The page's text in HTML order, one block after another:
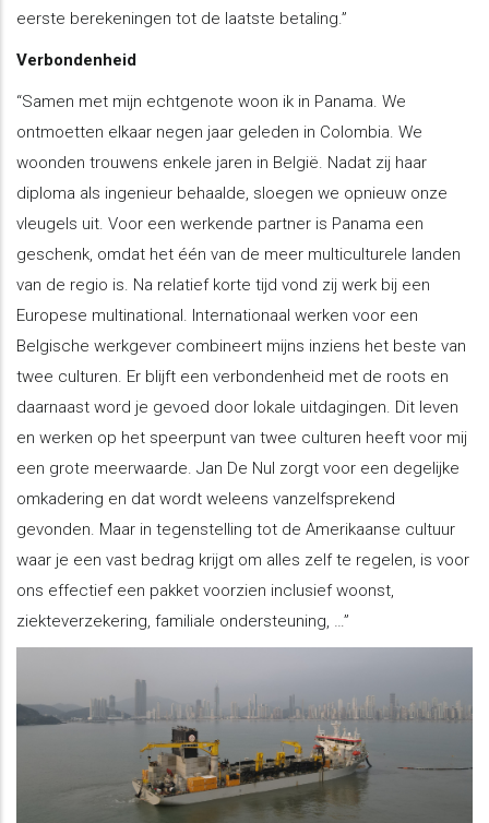
eerste berekeningen tot de laatste betaling.”
Verbondenheid
“Samen met mijn echtgenote woon ik in Panama. We
ontmoetten elkaar negen jaar geleden in Colombia. We
woonden trouwens enkele jaren in België. Nadat zij haar
diploma als ingenieur behaalde, sloegen we opnieuw onze
vleugels uit. Voor een werkende partner is Panama een
geschenk, omdat het één van de meer multiculturele landen
van de regio is. Na relatief korte tijd vond zij werk bij een
Europese multinational. Internationaal werken voor een
Belgische werkgever combineert mijns inziens het beste van
twee culturen. Er blijft een verbondenheid met de roots en
daarnaast word je gevoed door lokale uitdagingen. Dit leven
en werken op het speerpunt van twee culturen heeft voor mij
een grote meerwaarde. Jan De Nul zorgt voor een degelijke
omkadering en dat wordt weleens vanzelfsprekend
gevonden. Maar in tegenstelling tot de Amerikaanse cultuur
waar je een vast bedrag krijgt om alles zelf te regelen, is voor
ons effectief een pakket voorzien inclusief woonst,
ziekteverzekering, familiale ondersteuning, …”